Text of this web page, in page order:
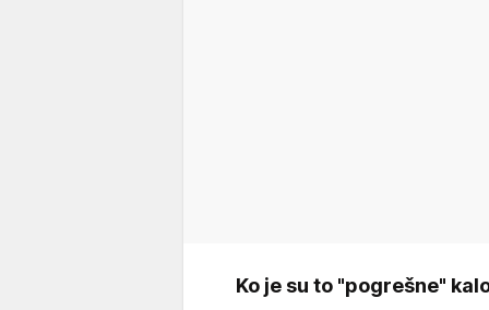
Ko je su to "pogrešne"